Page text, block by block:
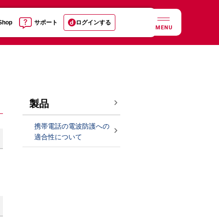
サポート ログインする
MENU
製品
携帯電話の電波防護への
適合性について